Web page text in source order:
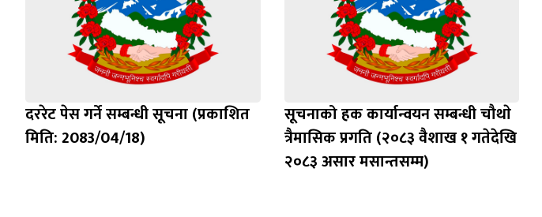
दररेट पेस गर्ने सम्बन्धी सूचना (प्रकाशित
मिति: 2083/04/18)
सूचनाको हक कार्यान्वयन सम्बन्धी चौथाे
त्रैमासिक प्रगति (२०८३ वैशाख १ गतेदेखि
२०८३ असार मसान्तसम्म)